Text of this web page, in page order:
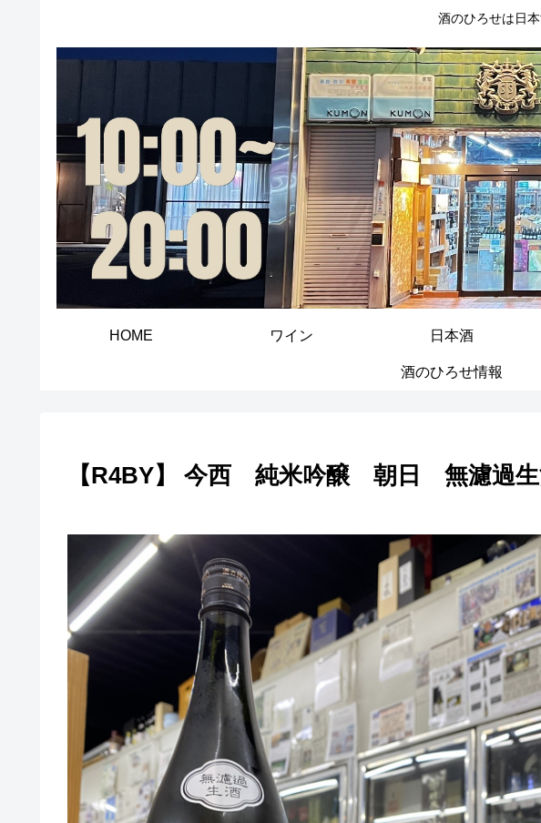
酒のひろせは日
HOME ワイン 日本酒
酒のひろせ情報
【R4BY】 今西 純米吟醸 朝日 無濾過